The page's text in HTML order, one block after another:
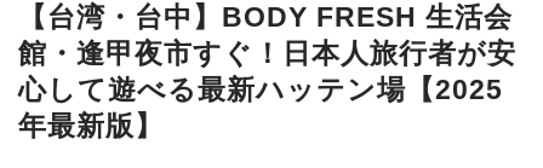
【台湾・台中】BODY FRESH 生活会
館・逢甲夜市すぐ！日本人旅行者が安
心して遊べる最新ハッテン場【2025
年最新版】